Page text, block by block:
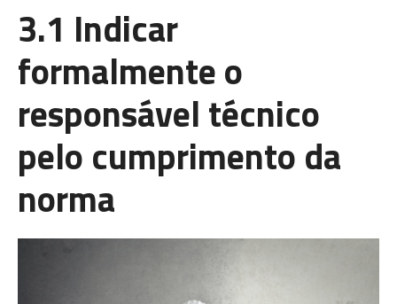
3.1 Indicar
formalmente o
responsável técnico
pelo cumprimento da
norma